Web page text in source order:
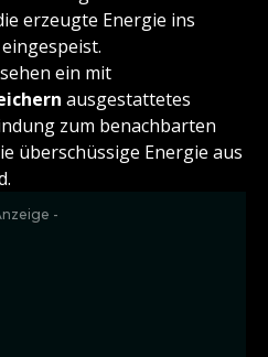
erzeugte Energie ins
ein mit
ausgestattetes
zum benachbarten
überschüssige Energie aus
-